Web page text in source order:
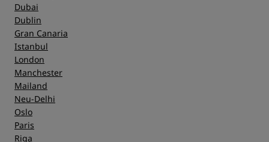
Dubai
Dublin
Gran Canaria
Istanbul
London
Manchester
Mailand
Neu-Delhi
Oslo
Paris
Riga